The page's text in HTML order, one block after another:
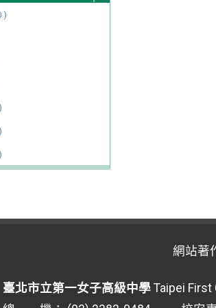
)
網站著
臺北市立第一女子高級中學 Taipei First